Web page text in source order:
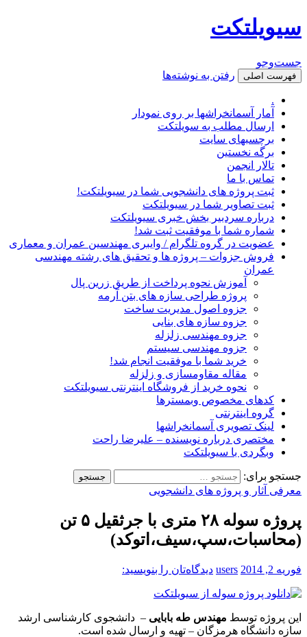
سیویلتکت
جست‌وجو
فهرست اصلی رفتن به نوشته‌ها
.
آمار آسمانخراشها بر روی نمودار
ارسال مطلب به سویلتکت
برچسبهای سایت
برگه نخستین
تالار انجمن
تماس با ما
ثبت پروژه های دانشجویی شما در سیویلتکت!
ثبت تصاویر شما در سیویلتکت
درباره سردبیر بخش خبری سیویلتکت
شماره شما با موفقیت ثبت شد!
عضویت در گروه تلگرام / وایبری مهندسین عمران و معماری
فروش جزوات – پروژه ها و تحقیق های رشته مهندسی
عمران
آموزش نحوه پرداخت از طریق زرین پال
پروژه طراحی سازه های بتن آرمه
جزوه اصول مدیریت ساخت
جزوه سازه های بنایی
جزوه مهندسی زلزله
جزوه مهندسی سیستم
خرید شما با موفقیت انجام شد!
مقاله مقاومسازی و زلزله
نحوه خرید از فروشگاه اینترنتی سیویلتکت
کدهای مخصوص وبمسترها
گروه اینترنتی
لینک تصویری آسمانخراشها
مختصری درباره نویسنده – علیرضا راحت
وبگردی با سیویلتکت
جستجو برای:
معرفی آثار و پروژه های دانشجویی
پروژه سوله ۲۸ متری با جرثقیل ۵ تن
(محاسبات،سپ،سیف،اتوکد)
فوریه 2, 2014 users دیدگاه‌تان را بنویسید:
این پروژه توسط مهندس طه بابایی – دانشجوی کارشناسی ارشد
سازه دانشگاه هرمزگان – تهیه و ارسال شده است.